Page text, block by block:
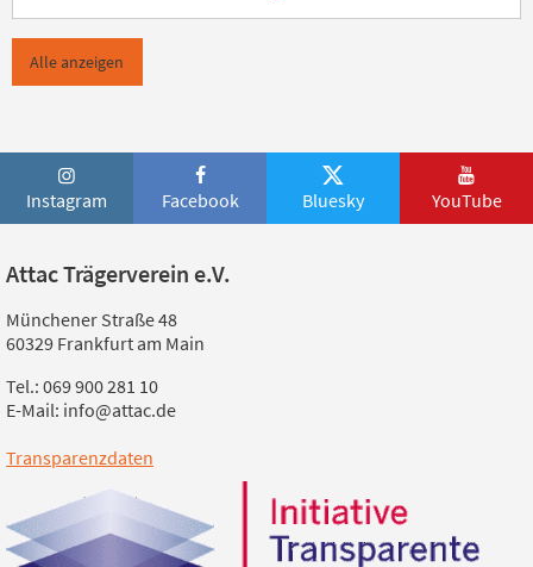
Alle anzeigen
Instagram Facebook Bluesky YouTube
Attac Trägerverein e.V.
Münchener Straße 48
60329 Frankfurt am Main
Tel.: 069 900 281 10
E-Mail: info@attac.de
Transparenzdaten